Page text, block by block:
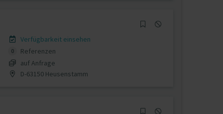
Verfügbarkeit einsehen
0
Referenzen
auf Anfrage
D-63150 Heusenstamm